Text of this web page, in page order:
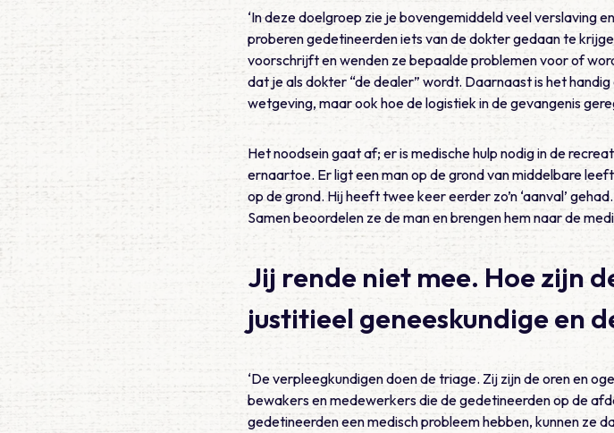
‘In deze doelgroep zie je bovengemiddeld veel verslaving
proberen gedetineerden iets van de dokter gedaan te
voorschrijft en wenden ze bepaalde problemen voor of
dat je als dokter “de dealer” wordt. Daarnaast is het
wetgeving, maar ook hoe de logistiek in de gevangenis
Het noodsein gaat af; er is medische hulp nodig in de
ernaartoe. Er ligt een man op de grond van middelbare
op de grond. Hij heeft twee keer eerder zo’n ‘aanval’
Samen beoordelen ze de man en brengen hem naar de
Jij rende niet mee. Hoe zijn
justitieel geneeskundige en
‘De verpleegkundigen doen de triage. Zij zijn de oren en
bewakers en medewerkers die de gedetineerden op de
gedetineerden een medisch probleem hebben, kunnen ze